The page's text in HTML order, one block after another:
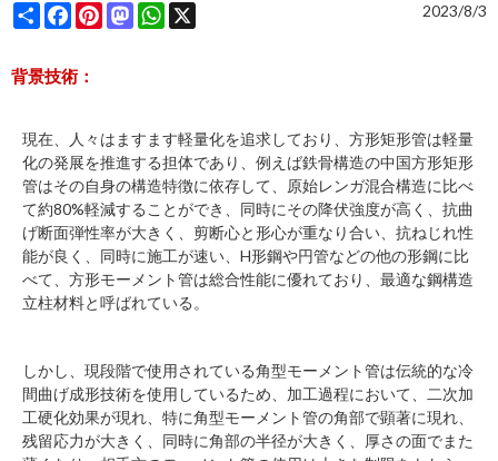
ShareFacebookPinterestMastodonWhatsApp 2023/8/3
背景技術：
現在、人々はますます軽量化を追求しており、方形矩形管は軽量
化の発展を推進する担体であり、例えば鉄骨構造の中国方形矩形
管はその自身の構造特徴に依存して、原始レンガ混合構造に比べ
て約80%軽減することができ、同時にその降伏強度が高く、抗曲
げ断面弾性率が大きく、剪断心と形心が重なり合い、抗ねじれ性
能が良く、同時に施工が速い、H形鋼や円管などの他の形鋼に比
べて、方形モーメント管は総合性能に優れており、最適な鋼構造
立柱材料と呼ばれている。
しかし、現段階で使用されている角型モーメント管は伝統的な冷
間曲げ成形技術を使用しているため、加工過程において、二次加
工硬化効果が現れ、特に角型モーメント管の角部で顕著に現れ、
残留応力が大きく、同時に角部の半径が大きく、厚さの面でまた